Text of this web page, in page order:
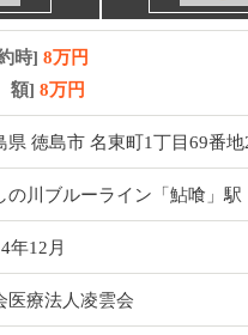
時] 8万円
額] 8万円
県 徳島市 名東町1丁目69番地
の川ブルーライン「鮎喰」
年12月
医療法人凌雲会